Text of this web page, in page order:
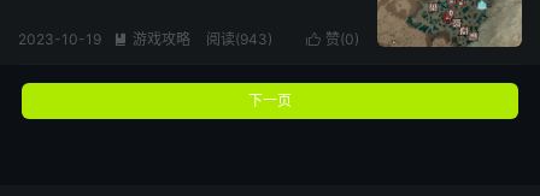
 赞(0)
2023-10-19  游戏攻略 阅读(943)
下一页